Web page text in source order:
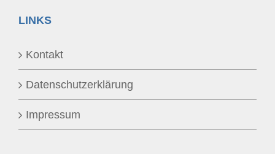
LINKS
Kontakt
Datenschutzerklärung
Impressum